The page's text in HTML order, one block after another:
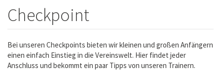
Checkpoint
Bei unseren Checkpoints bieten wir kleinen und großen Anfängern
einen einfach Einstieg in die Vereinswelt. Hier findet jeder
Anschluss und bekommt ein paar Tipps von unseren Trainern.